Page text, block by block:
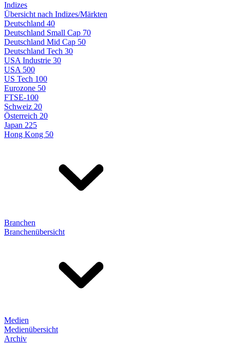
Indizes
Übersicht nach Indizes/Märkten
Deutschland 40
Deutschland Small Cap 70
Deutschland Mid Cap 50
Deutschland Tech 30
USA Industrie 30
USA 500
US Tech 100
Eurozone 50
FTSE-100
Schweiz 20
Österreich 20
Japan 225
Hong Kong 50
Branchen
Branchenübersicht
Medien
Medienübersicht
Archiv